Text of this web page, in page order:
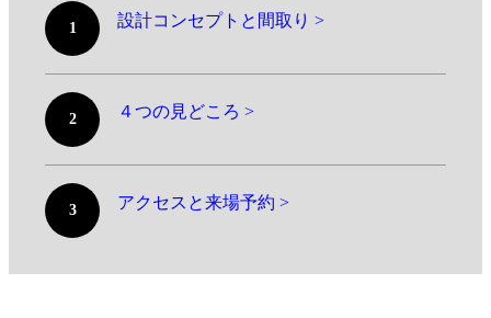
1 設計コンセプトと間取り >
2 ４つの見どころ >
3 アクセスと来場予約 >